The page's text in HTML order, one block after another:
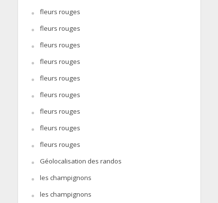
fleurs rouges
fleurs rouges
fleurs rouges
fleurs rouges
fleurs rouges
fleurs rouges
fleurs rouges
fleurs rouges
fleurs rouges
Géolocalisation des randos
les champignons
les champignons